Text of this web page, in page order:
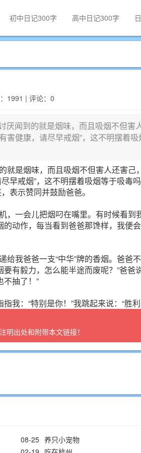
初中日记300字 高中日记300字
1991 | 评论：0
厌闻到的就是烟味，而且吸烟不但害
害健康，请尽早戒烟”，这不明摆着
就是烟味，而且吸烟不但害人还害己
早戒烟”，这不明摆着吸烟等于吸毒
表示赞同并鼓励爸爸。
，一会儿把烟叼在嘴里。有时候看到
动作，每当看到爸爸那馋样，我便
我爸爸一支“中华”牌的香烟。爸爸
要有毅力，怎么能半途而废呢？”
不抽了！”
我：“特别是你！”我跳起来说：“胜
明出处和附带本文链接！
08-25 养只小宠物